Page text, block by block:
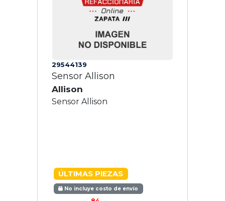
29544139
Sensor Allison
Allison
Sensor Allison
ÚLTIMAS PIEZAS
No incluye costo de envío